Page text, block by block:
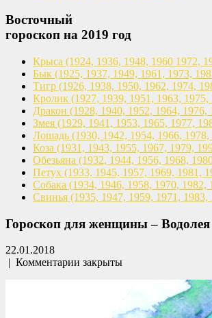
Восточный
гороскоп на 2019 год
Крыса (1924, 1936, 1948, 1960 1972,
Бык (1925, 1937, 1949, 1961, 1973,
Тигр (1926, 1938, 1950, 1962, 1974,
Кролик (1927, 1939, 1951, 1963, 1975,
Дракон (1928, 1940, 1952, 1964, 1976,
Змея (1929, 1941, 1953, 1965, 1977,
Лошадь (1930, 1942, 1954, 1966,
Коза (1931, 1943, 1955, 1967, 1979,
Обезьяна (1932, 1944, 1956, 1968,
Петух (1933, 1945, 1957, 1969, 1981,
Собака (1934, 1946, 1958, 1970, 1982,
Свинья (1935, 1947, 1959, 1971, 1983,
Гороскоп для женщины – Водолея
22.01.2018
| Комментарии закрыты